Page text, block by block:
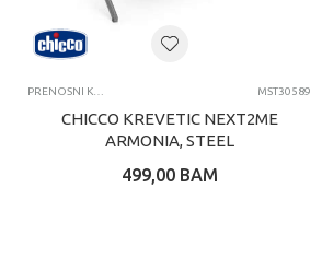
PRENOSNI KREVETIĆI MST30589
CHICCO KREVETIC NEXT2ME
ARMONIA, STEEL
499,00 BAM